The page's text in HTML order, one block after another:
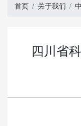
首页 关于我们
四川省